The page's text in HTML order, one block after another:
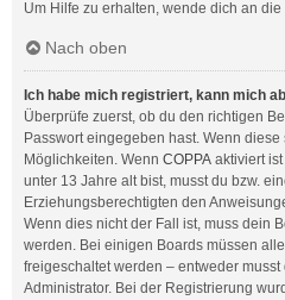
Um Hilfe zu erhalten, wende dich an
Nach oben
Ich habe mich registriert, kann mich
Überprüfe zuerst, ob du den richtigen
Passwort eingegeben hast. Wenn
Möglichkeiten. Wenn COPPA aktiviert
unter 13 Jahre alt bist, musst du bzw.
Erziehungsberechtigten den
Wenn dies nicht der Fall ist, muss dein
werden. Bei einigen Boards müssen
freigeschaltet werden – entweder
Administrator. Bei der Registrierung